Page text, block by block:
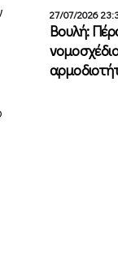
27/07/2026
Βουλή: